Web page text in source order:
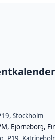
Stockholm
Björneborg,
P19,